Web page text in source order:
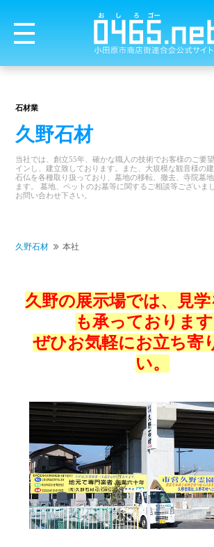
商店街
石材業
久野石材
当社では、創立55年、確かな職人の技術でお客様のご要
インし、建立致しております。また、大規模な観音様の
石仏を各種取り扱っており、墓地の移転、撤去、寺院墓
ます。 墓地、ペットのお墓等に関するご相談等ございま
お問い合わせ下さい。
久野石材
本社
久野の展示場では、見
も承っております
ぜひお気軽にお立ち寄
い。